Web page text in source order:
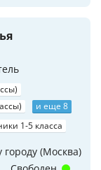
и еще 8
1-5 класса
(Москва)